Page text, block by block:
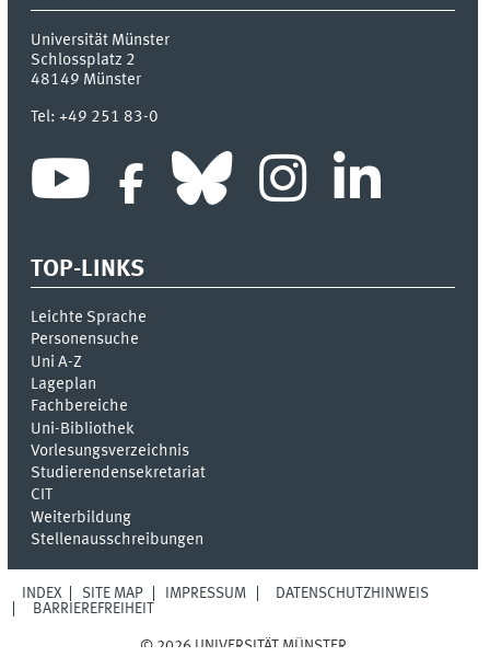
Universität Münster
Schlossplatz 2
48149 Münster
Tel:+49 251 83-0
TOP-LINKS
Leichte Sprache
Personensuche
Uni A-Z
Lageplan
Fachbereiche
Uni-Bi­bli­o­thek
Vor­le­sungs­ver­zeich­nis
Stu­die­ren­den­se­kre­ta­ri­at
CIT
Weiterbildung
Stellenausschreibungen
INDEX SITE MAP IMPRESSUM
DATENSCHUTZHINWEIS
BARRIEREFREIHEIT
© 2026 UNIVERSITÄT MÜNSTER